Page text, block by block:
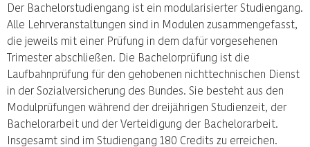
Der Bachelorstudiengang ist ein modularisierter Studiengang.
Alle Lehrveranstaltungen sind in Modulen zusammengefasst,
die jeweils mit einer Prüfung in dem dafür vorgesehenen
Trimester abschließen. Die Bachelorprüfung ist die
Laufbahnprüfung für den gehobenen nichttechnischen Dienst
in der Sozialversicherung des Bundes. Sie besteht aus den
Modulprüfungen während der dreijährigen Studienzeit, der
Bachelorarbeit und der Verteidigung der Bachelorarbeit.
Insgesamt sind im Studiengang 180 Credits zu erreichen.